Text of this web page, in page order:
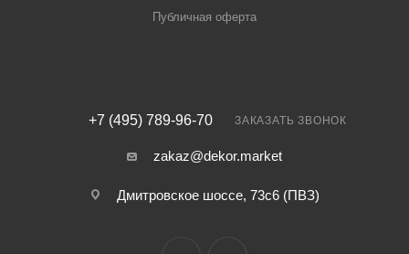
Публичная оферта
+7 (495) 789-96-70 ЗАКАЗАТЬ ЗВОНОК
zakaz@dekor.market
Дмитровское шоссе, 73с6 (ПВЗ)